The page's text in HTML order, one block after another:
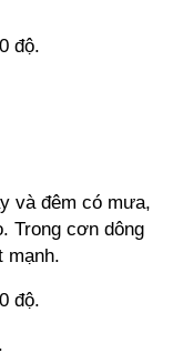
độ.
và đêm có mưa,
Trong cơn dông
mạnh.
độ.